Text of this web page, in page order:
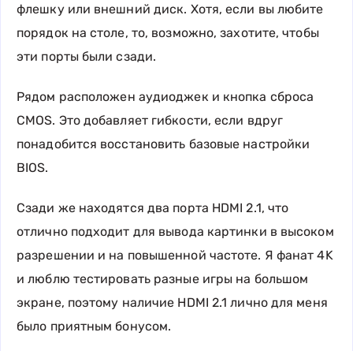
флешку или внешний диск. Хотя, если вы любите
порядок на столе, то, возможно, захотите, чтобы
эти порты были сзади.
Рядом расположен аудиоджек и кнопка сброса
CMOS. Это добавляет гибкости, если вдруг
понадобится восстановить базовые настройки
BIOS.
Сзади же находятся два порта HDMI 2.1, что
отлично подходит для вывода картинки в высоком
разрешении и на повышенной частоте. Я фанат 4K
и люблю тестировать разные игры на большом
экране, поэтому наличие HDMI 2.1 лично для меня
было приятным бонусом.